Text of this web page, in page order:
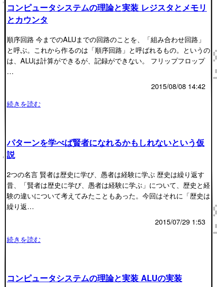
コンピュータシステムの理論と実装 レジスタとメモリ
とカウンタ
順序回路 今までのALUまでの回路のことを、「組み合わせ回路」
と呼ぶ。これから作るのは「順序回路」と呼ばれるもの。というの
は、ALUは計算ができるが、記録ができない。 フリップフロップ
…
2015/08/08 14:42
続きを読む
パターンを学べば賢者になれるかもしれないという仮
説
2つの名言 賢者は歴史に学び、愚者は経験に学ぶ 歴史は繰り返す
昔、「賢者は歴史に学び、愚者は経験に学ぶ」について、歴史と経
験の違いについて考えてみたこともあった。今回はそれに「歴史は
繰り返…
2015/07/29 1:53
続きを読む
コンピュータシステムの理論と実装 ALUの実装